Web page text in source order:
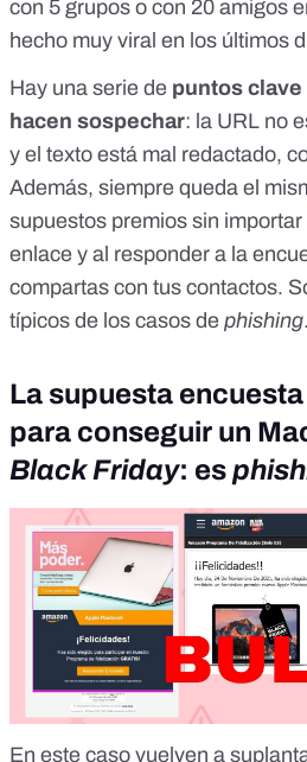
con 5 grupos o con 20 amigos
hecho muy viral en los últimos
Hay una serie de puntos clave
hacen sospechar: la URL no
y el texto está mal redactado,
Además, siempre queda el
supuestos premios sin
enlace y al responder a la
compartas con tus contactos.
típicos de los casos de phishing.
La supuesta
para conseguir un
Black Friday: es
En este caso vuelven a